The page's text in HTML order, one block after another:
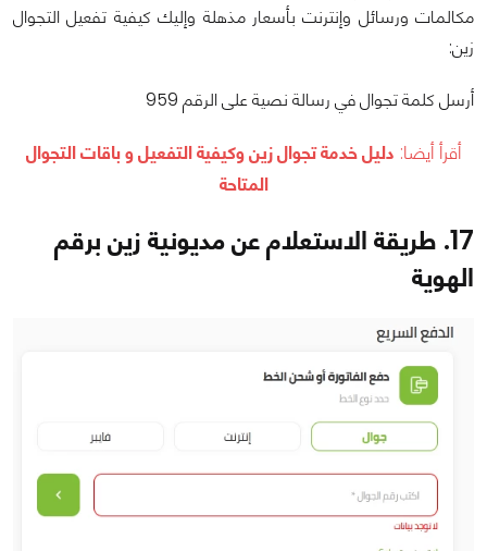
مكالمات ورسائل وإنترنت بأسعار مذهلة وإليك كيفية تفعيل التجوال
زين:
أرسل كلمة تجوال في رسالة نصية على الرقم 959
أقرأ أيضا: دليلخدمة تجوال زين وكيفية التفعيل و باقات التجوال
المتاحة
17. طريقة الاستعلام عن مديونية زين برقم
الهوية